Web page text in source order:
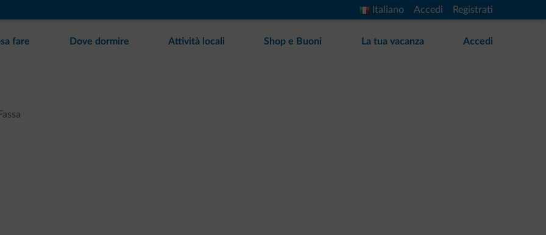
Italiano Accedi Registrati
fare Dove dormire Attività locali Shop e Buoni La tua vacanza Accedi